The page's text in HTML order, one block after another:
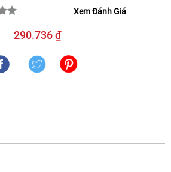
Xem Đánh Giá
290.736 ₫